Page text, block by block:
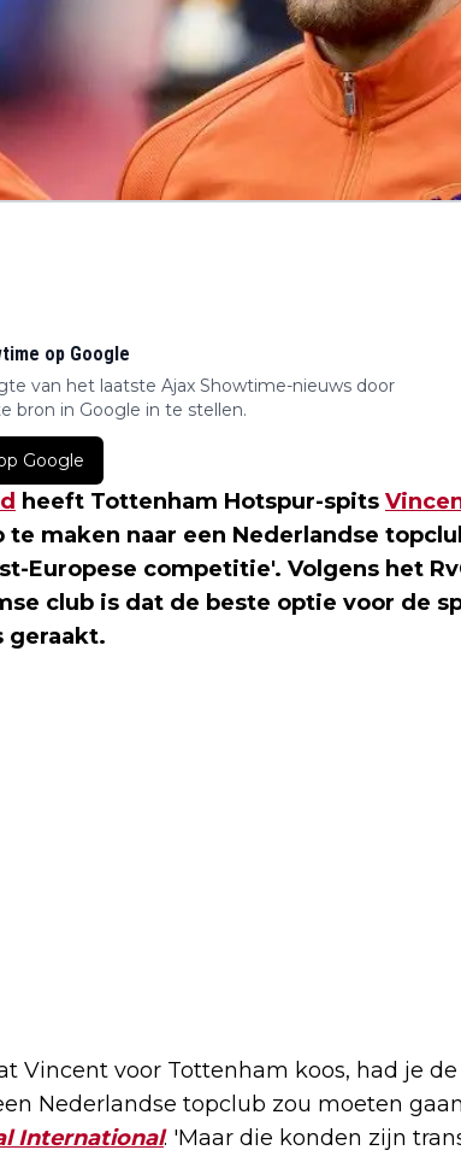
op Google
van het laatste Ajax Showtime-nieuws door
bron in Google in te stellen.
Google
heeft Tottenham Hotspur-spits
te maken naar een Nederlandse
Europese competitie'. Volgens het
club is dat de beste optie voor de
geraakt.
Vincent voor Tottenham koos, had je
Nederlandse topclub zou moeten
International. 'Maar die konden zijn